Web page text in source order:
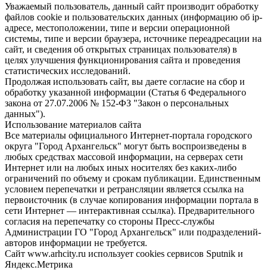
Уважаемый пользователь, данный сайт производит обработку
файлов cookie и пользовательских данных (информацию об ip-
адресе, местоположении, типе и версии операционной
системы, типе и версии браузера, источнике переадресации на
сайт, и сведения об открытых страницах пользователя) в
целях улучшения функционирования сайта и проведения
статистических исследований.
Продолжая использовать сайт, вы даете согласие на сбор и
обработку указанной информации (Статья 6 Федерального
закона от 27.07.2006 № 152-ФЗ "Закон о персональных
данных").
Использование материалов сайта
Все материалы официального Интернет-портала городского
округа "Город Архангельск" могут быть воспроизведены в
любых средствах массовой информации, на серверах сети
Интернет или на любых иных носителях без каких-либо
ограничений по объему и срокам публикации. Единственным
условием перепечатки и ретрансляции является ссылка на
первоисточник (в случае копирования информации портала в
сети Интернет — интерактивная ссылка). Предварительного
согласия на перепечатку со стороны Пресс-службы
Администрации ГО "Город Архангельск" или подразделений-
авторов информации не требуется.
Сайт www.arhcity.ru использует cookies сервисов Sputnik и
Яндекс.Метрика